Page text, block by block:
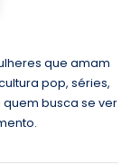
que amam
pop, séries,
busca se ver